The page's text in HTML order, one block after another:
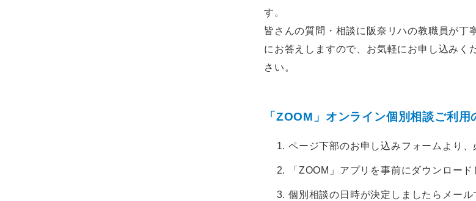
す。
皆さんの質問・相談に阪奈リハの教職員が丁
にお答えしますので、お気軽にお申し込みく
さい。
「ZOOM」オンライン個別相談ご利用
ページ下部のお申し込みフォームより
「ZOOM」アプリを事前にダウンロード
個別相談の日時が決定しましたらメール